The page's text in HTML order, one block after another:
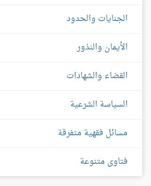
الجنايات والحدود
الأيمان والنذور
القضاء والشهادات
السياسة الشرعية
مسائل فقهية متفرقة
فتاوى متنوعة